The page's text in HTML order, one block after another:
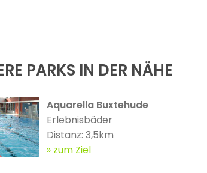
PARKS IN DER NÄHE
Aquarella Buxtehude
Erlebnisbäder
Distanz: 3,5km
zum Ziel